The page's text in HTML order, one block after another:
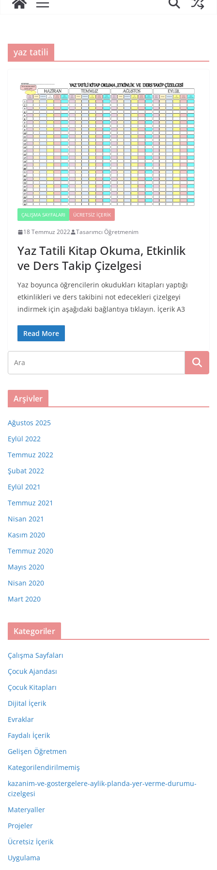
yaz tatili
ÇALIŞMA SAYFALARI ÜCRETSIZ İÇERIK
18 Temmuz 2022 Tasarımcı Öğretmenim
Yaz Tatili Kitap Okuma, Etkinlik
ve Ders Takip Çizelgesi
Yaz boyunca öğrencilerin okudukları kitapları yaptığı
etkinlikleri ve ders takibini not edecekleri çizelgeyi
indirmek için aşağıdaki bağlantıya tıklayın. İçerik A3
Read More
Arşivler
Ağustos 2025
Eylül 2022
Temmuz 2022
Şubat 2022
Eylül 2021
Temmuz 2021
Nisan 2021
Kasım 2020
Temmuz 2020
Mayıs 2020
Nisan 2020
Mart 2020
Kategoriler
Çalışma Sayfaları
Çocuk Ajandası
Çocuk Kitapları
Dijital İçerik
Evraklar
Faydalı İçerik
Gelişen Öğretmen
Kategorilendirilmemiş
kazanim-ve-gostergelere-aylik-planda-yer-verme-durumu-
cizelgesi
Materyaller
Projeler
Ücretsiz İçerik
Uygulama